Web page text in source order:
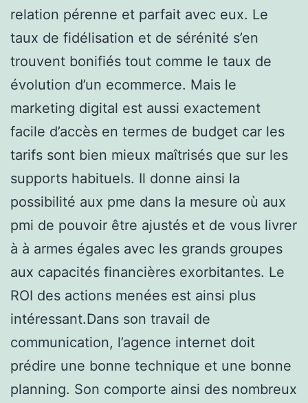
relation pérenne et parfait avec eux. Le
taux de fidélisation et de sérénité s’en
trouvent bonifiés tout comme le taux de
évolution d’un ecommerce. Mais le
marketing digital est aussi exactement
facile d’accès en termes de budget car les
tarifs sont bien mieux maîtrisés que sur les
supports habituels. Il donne ainsi la
possibilité aux pme dans la mesure où aux
pmi de pouvoir être ajustés et de vous livrer
à à armes égales avec les grands groupes
aux capacités financières exorbitantes. Le
ROI des actions menées est ainsi plus
intéressant.Dans son travail de
communication, l’agence internet doit
prédire une bonne technique et une bonne
planning. Son comporte ainsi des nombreux